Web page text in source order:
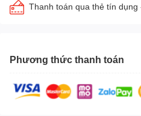
Thanh toán qua thẻ tín dụng
Phương thức thanh toán